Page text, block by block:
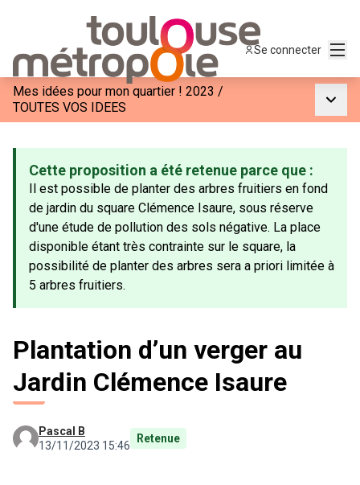
Se connecter
Mes idées pour mon quartier ! 2023 /
TOUTES VOS IDEES
Cette proposition a été retenue parce que :
Il est possible de planter des arbres fruitiers en fond
de jardin du square Clémence Isaure, sous réserve
d'une étude de pollution des sols négative. La place
disponible étant très contrainte sur le square, la
possibilité de planter des arbres sera a priori limitée à
5 arbres fruitiers.
Plantation d’un verger au
Jardin Clémence Isaure
Pascal B
13/11/2023 15:46
Retenue